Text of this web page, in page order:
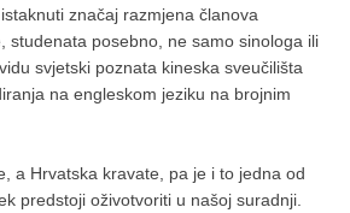
značaj razmjena članova
studenata posebno, ne samo sinologa ili
svjetski poznata kineska sveučilišta
na engleskom jeziku na brojnim
a Hrvatska kravate, pa je i to jedna od
predstoji oživotvoriti u našoj suradnji.